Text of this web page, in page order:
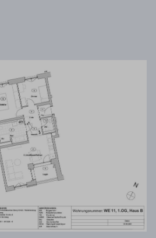
Consent Management
Platform